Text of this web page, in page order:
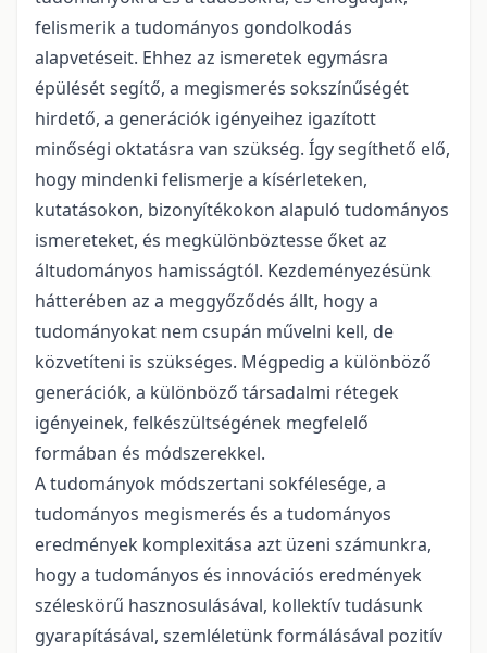
felismerik a tudományos gondolkodás
alapvetéseit. Ehhez az ismeretek egymásra
épülését segítő, a megismerés sokszínűségét
hirdető, a generációk igényeihez igazított
minőségi oktatásra van szükség. Így segíthető elő,
hogy mindenki felismerje a kísérleteken,
kutatásokon, bizonyítékokon alapuló tudományos
ismereteket, és megkülönböztesse őket az
áltudományos hamisságtól. Kezdeményezésünk
hátterében az a meggyőződés állt, hogy a
tudományokat nem csupán művelni kell, de
közvetíteni is szükséges. Mégpedig a különböző
generációk, a különböző társadalmi rétegek
igényeinek, felkészültségének megfelelő
formában és módszerekkel.
A tudományok módszertani sokfélesége, a
tudományos megismerés és a tudományos
eredmények komplexitása azt üzeni számunkra,
hogy a tudományos és innovációs eredmények
széleskörű hasznosulásával, kollektív tudásunk
gyarapításával, szemléletünk formálásával pozitív